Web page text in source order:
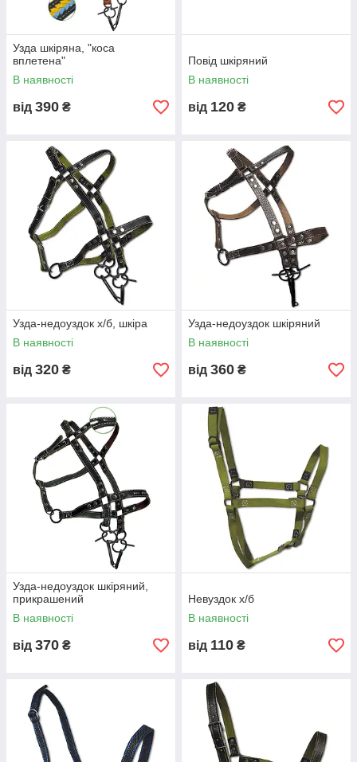
Узда шкіряна, "коса
вплетена"
В наявності
від 390 ₴
Повід шкіряний
В наявності
від 120 ₴
Узда-недоуздок х/б, шкіра
В наявності
від 320 ₴
Узда-недоуздок шкіряний
В наявності
від 360 ₴
Узда-недоуздок шкіряний,
прикрашений
В наявності
від 370 ₴
Невуздок х/б
В наявності
від 110 ₴